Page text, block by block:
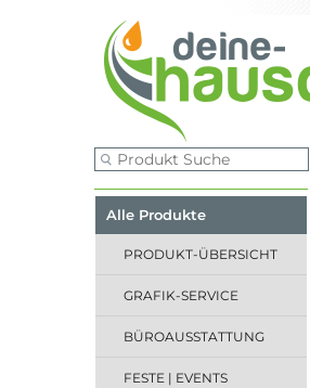
Alle Produkte
PRODUKT-ÜBERSICHT
GRAFIK-SERVICE
BÜROAUSSTATTUNG
FESTE | EVENTS